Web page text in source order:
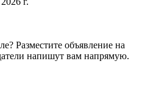
Разместите объявление на
напишут вам напрямую.